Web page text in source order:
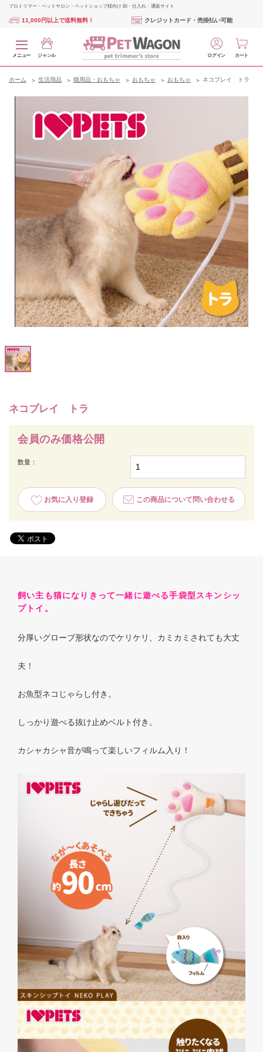
プロトリマー・ペットサロン・ペットショップ様向け 卸・仕入れ・通販サイト
11,000円以上で送料無料！ クレジットカード・売掛払い可能
メニュー ジャンル ログイン カート
ホーム 生活用品 猫用品・おもちゃ おもちゃ おもちゃ ネコプレイ トラ
ネコプレイ トラ
会員のみ価格公開
数量：
お気に入り登録 この商品について問い合わせる
飼い主も猫になりきって一緒に遊べる手袋型スキンシッ
プトイ。
分厚いグローブ形状なのでケリケリ、カミカミされても大丈
夫！
お魚型ネコじゃらし付き。
しっかり遊べる抜け止めベルト付き。
カシャカシャ音が鳴って楽しいフィルム入り！